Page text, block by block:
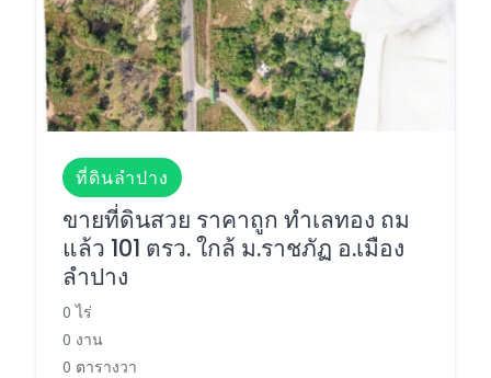
ที่ดินลำปาง
ขายที่ดินสวย ราคาถูก ทำเลทอง ถม
แล้ว 101 ตรว. ใกล้ ม.ราชภัฏ อ.เมือง
ลำปาง
0 ไร่
0 งาน
0 ตารางวา